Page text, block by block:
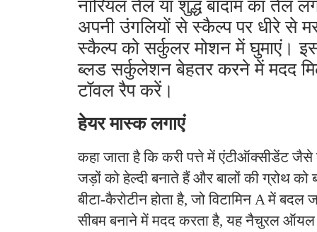
नारियल तेल या शुद्ध बादाम का तेल
अपनी उंगलियों से स्कैल्प पर धीरे से
स्कैल्प को सर्कुलर मोशन में घुमाएं।
ब्लड सर्कुलेशन बेहतर करने में मदद
टॉवल रैप करें।
हेयर मास्क लगाएं
कहा जाता है कि करी पत्ते में एंटीऑक्सीडेंट जैसे
जड़ों को हेल्दी बनाते हैं और बालों की ग्रोथ को
बीटा-कैरोटीन होता है, जो विटामिन A में बदल
सीबम बनाने में मदद करता है, यह नैचुरल